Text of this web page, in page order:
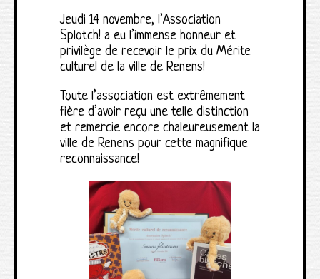
Jeudi 14 novembre, l’Association
Splotch! a eu l’immense honneur et
privilège de recevoir le prix du Mérite
culturel de la ville de Renens!
Toute l’association est extrêmement
fière d’avoir reçu une telle distinction
et remercie encore chaleureusement la
ville de Renens pour cette magnifique
reconnaissance!